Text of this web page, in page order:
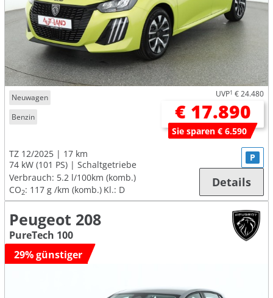
Neuwagen
Benzin
UVP1 € 24.480
€ 17.890
Sie sparen € 6.590
TZ 12/2025
17 km
74 kW (101 PS)
Schaltgetriebe
Verbrauch: 5.2 l/100km (komb.)
CO2: 117 g /km (komb.) Kl.: D
P
Details
Peugeot 208
PureTech 100
29% günstiger